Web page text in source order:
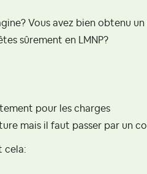
Vous avez bien obtenu
sûrement en LMNP?
pour les charges
mais il faut passer par un
cela: